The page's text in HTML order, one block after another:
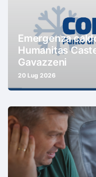
Emergenza
Humanitas
Gavazzeni
20 Lug 2026